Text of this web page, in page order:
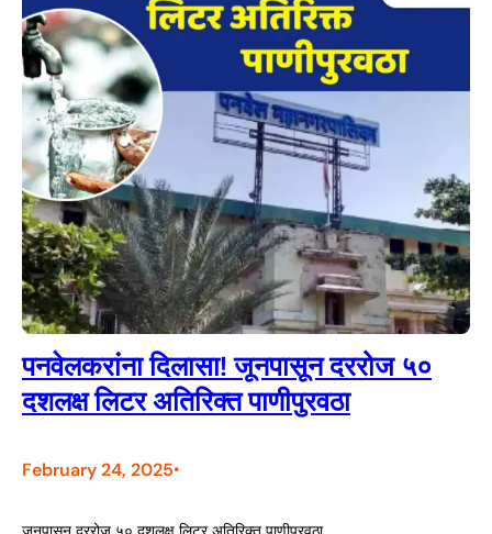
पनवेलकरांना दिलासा! जूनपासून दररोज ५०
दशलक्ष लिटर अतिरिक्त पाणीपुरवठा
February 24, 2025•